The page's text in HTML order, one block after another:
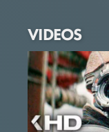
VIDEOS